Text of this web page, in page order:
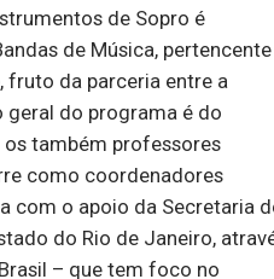
de Sopro é
de Música, pertencente
fruto da parceria entre a
geral do programa é do
também professores
como coordenadores
com o apoio da Secretaria
do Rio de Janeiro,
– que tem foco no